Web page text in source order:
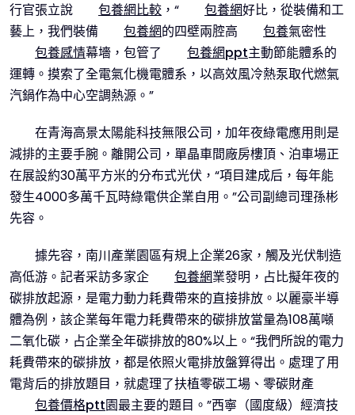
行官張立說
包養網比較 ，“ 包養網好比，從裝備和工
藝上，我們裝備
包養網的四壁兩腔高 包養氣密性
包養感情幕墻，包管了 包養網ppt主動節能體系的
運轉。摸索了全電氣化機電體系，以高效風冷熱泵取代燃氣
汽鍋作為中心空調熱源。”
在青海高景太陽能科技無限公司，加年夜綠電應用則是
減排的主要手腕。離開公司，單晶車間廠房樓頂、泊車場正
在展設約30萬平方米的分布式光伏，“項目建成后，每年能
發生4000多萬千瓦時綠電供企業自用。”公司副總司理孫彬
先容。
據先容，南川產業園區有規上企業26家，觸及光伏制造
高低游。記者采訪多家企
包養網業發明，占比擬年夜的
碳排放起源，是電力動力耗費帶來的直接排放。以麗豪半導
體為例，該企業每年電力耗費帶來的碳排放當量為108萬噸
二氧化碳，占企業全年碳排放的80%以上。“我們所說的電力
耗費帶來的碳排放，都是依照火電排放盤算得出。處理了用
電背后的排放題目，就處理了扶植零碳工場、零碳財產
包養價格ptt園最主要的題目。”西寧（國度級）經濟技